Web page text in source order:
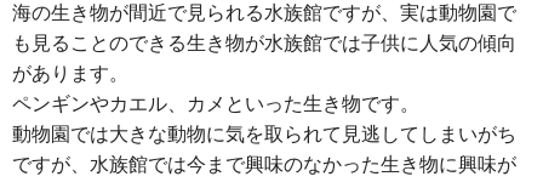
海の生き物が間近で見られる水族館ですが、実は動物園で
も見ることのできる生き物が水族館では子供に人気の傾向
があります。
ペンギンやカエル、カメといった生き物です。
動物園では大きな動物に気を取られて見逃してしまいがち
ですが、水族館では今まで興味のなかった生き物に興味が